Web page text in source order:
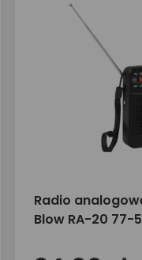
Radio
Blow RA-20 77-